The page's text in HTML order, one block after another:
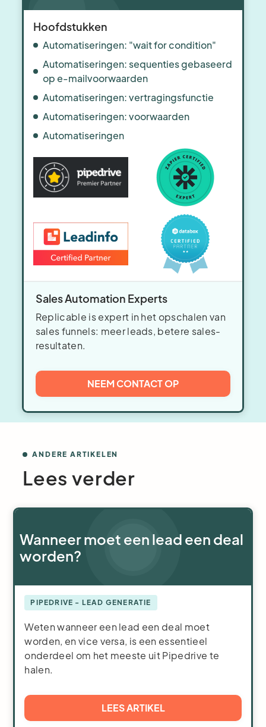
Hoofdstukken
Automatiseringen: "wait for condition"
Automatiseringen: sequenties gebaseerd
op e-mailvoorwaarden
Automatiseringen: vertragingsfunctie
Automatiseringen: voorwaarden
Automatiseringen
Sales Automation Experts
Replicable is expert in het opschalen van
sales funnels: meer leads, betere sales-
resultaten.
NEEM CONTACT OP
ANDERE ARTIKELEN
Lees verder
Wanneer moet een lead een deal
worden?
PIPEDRIVE - LEAD GENERATIE
Weten wanneer een lead een deal moet
worden, en vice versa, is een essentieel
onderdeel om het meeste uit Pipedrive te
halen.
LEES ARTIKEL